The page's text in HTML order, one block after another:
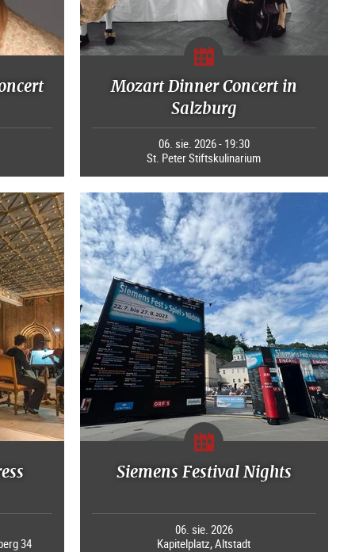
Mozart Dinner Concert in
Salzburg
06. sie. 2026 - 19:30
St. Peter Stiftskulinarium
34
Siemens Festival Nights
06. sie. 2026
Kapitelplatz, Altstadt